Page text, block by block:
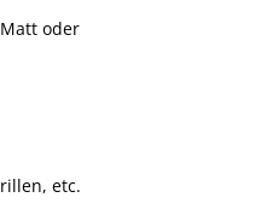
oder
etc.